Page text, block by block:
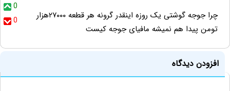
0
0
چرا جوجه گوشتی یک روزه اینقدر گرونه هر قطعه ۲۷۰۰۰هزار
تومن پیدا هم نمیشه مافیای جوجه کیست
افزودن دیدگاه